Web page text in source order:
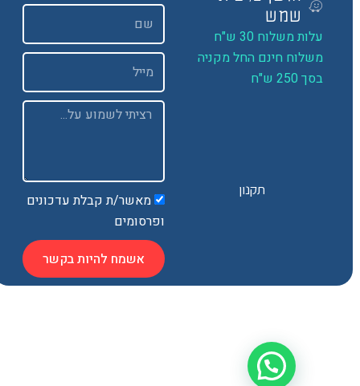
שמש
משלוח 30 ש"ח
חינם החל מקניה
Email
Message
מאשר/ת קבלת עדכונים
ופרסומים
אשמח להיות בקשר